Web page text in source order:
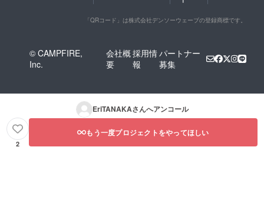
「QRコード」は株式会社デンソーウェーブの登録商標です。
© CAMPFIRE,
Inc.
会社概
要
採用情
報
パートナー
募集
EriTANAKAさんへアンコール
2
もう一度プロジェクトをやってほしい